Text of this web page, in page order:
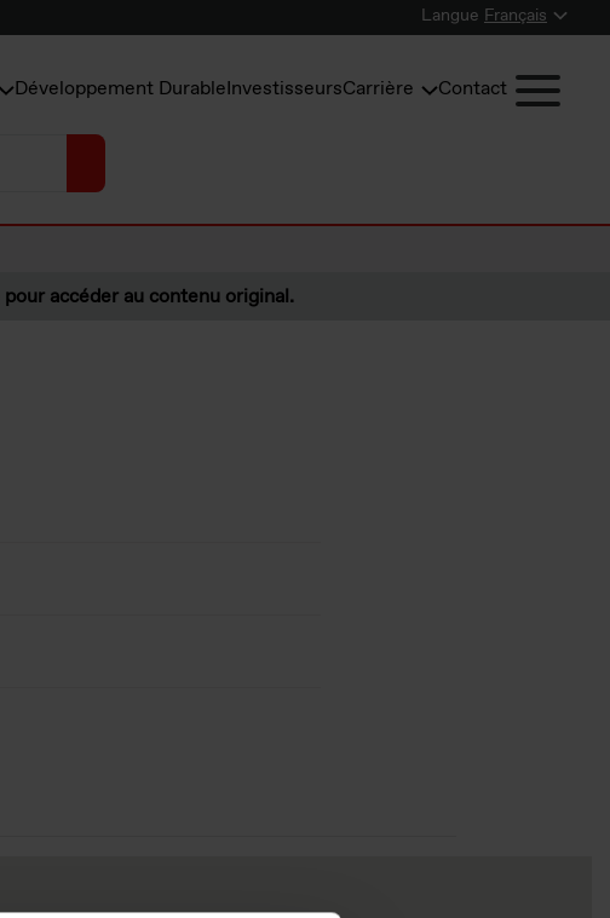
Langue Français
Développement DurableInvestisseursCarrière Contact
pour accéder au contenu original.